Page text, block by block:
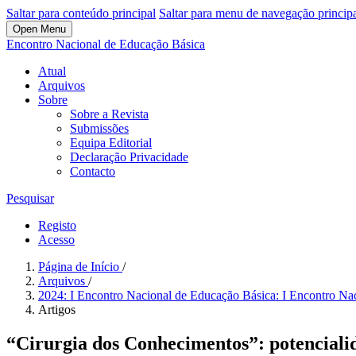
Saltar para conteúdo principal Saltar para menu de navegação
Open Menu
Encontro Nacional de Educação Básica
Atual
Arquivos
Sobre
Sobre a Revista
Submissões
Equipa Editorial
Declaração Privacidade
Contacto
Pesquisar
Registo
Acesso
Página de Início /
Arquivos /
2024: I Encontro Nacional de Educação Básica: I Encontro
Artigos
“Cirurgia dos Conhecimentos”: